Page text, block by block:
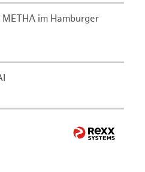
im Hamburger